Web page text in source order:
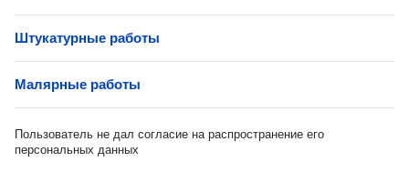
Штукатурные работы
Малярные работы
Пользователь не дал согласие на распространение его
персональных данных